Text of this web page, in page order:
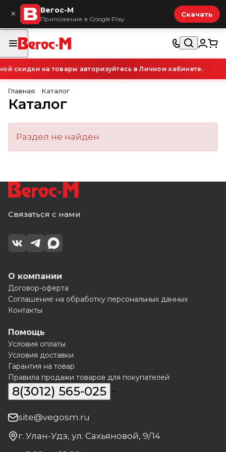
× Вегос-М
Приложение в Google Play
Скачать
скидки на товары авторизуйтесь в Личном кабинете.
Главная Каталог
Каталог
Раздел не найден
Связаться с нами
О компании
Договор-оферта
Соглашение на обработку персональных данных
Контакты
Помощь
Условия оплаты
Условия доставки
Гарантия на товар
Правила продажи товаров для покупателей
8(3012) 565-025
site@vegosm.ru
г. Улан-Удэ, ул. Сахьяновой, 9/14